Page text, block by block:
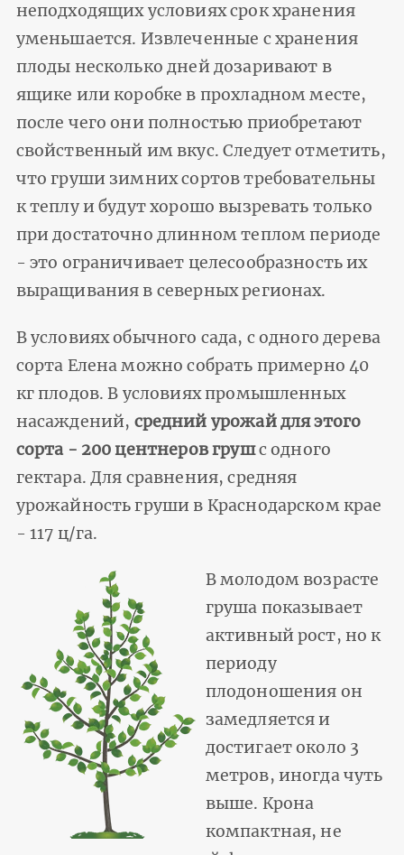
неподходящих условиях срок хранения
уменьшается. Извлеченные с хранения
плоды несколько дней дозаривают в
ящике или коробке в прохладном месте,
после чего они полностью приобретают
свойственный им вкус. Следует отметить,
что груши зимних сортов требовательны
к теплу и будут хорошо вызревать только
при достаточно длинном теплом периоде
- это ограничивает целесообразность их
выращивания в северных регионах.
В условиях обычного сада, с одного дерева
сорта Елена можно собрать примерно 40
кг плодов. В условиях промышленных
насаждений, средний урожай для этого
сорта - 200 центнеров грушс одного
гектара. Для сравнения, средняя
урожайность груши в Краснодарском крае
- 117 ц/га.
В молодом возрасте
груша показывает
активный рост, но к
периоду
плодоношения он
замедляется и
достигает около 3
метров, иногда чуть
выше. Крона
компактная, не